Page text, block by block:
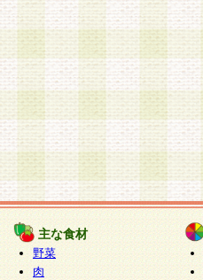
主な食材
野菜
肉